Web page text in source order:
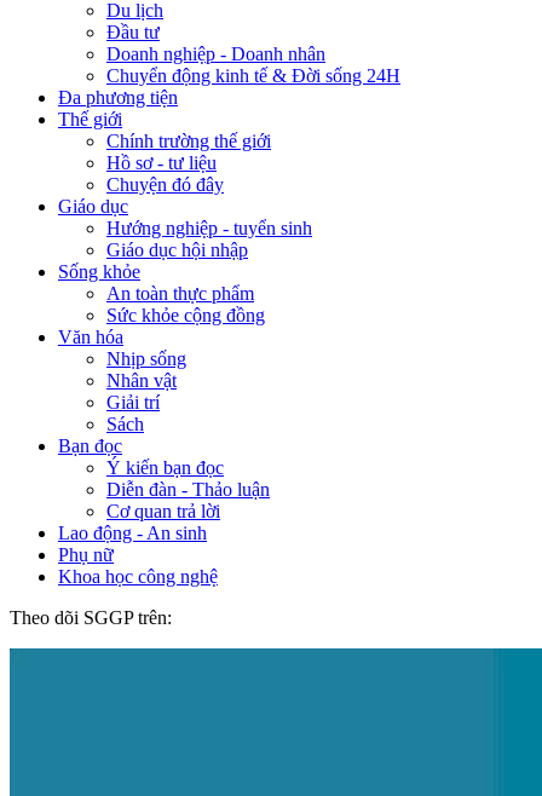
Du lịch
Đầu tư
Doanh nghiệp - Doanh nhân
Chuyển động kinh tế & Đời sống 24H
Đa phương tiện
Thế giới
Chính trường thế giới
Hồ sơ - tư liệu
Chuyện đó đây
Giáo dục
Hướng nghiệp - tuyển sinh
Giáo dục hội nhập
Sống khỏe
An toàn thực phẩm
Sức khỏe cộng đồng
Văn hóa
Nhịp sống
Nhân vật
Giải trí
Sách
Bạn đọc
Ý kiến bạn đọc
Diễn đàn - Thảo luận
Cơ quan trả lời
Lao động - An sinh
Phụ nữ
Khoa học công nghệ
Theo dõi SGGP trên: